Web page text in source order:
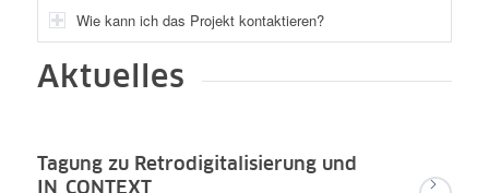
Wie kann ich das Projekt kontaktieren?
Aktuelles
Tagung zu Retrodigitalisierung und